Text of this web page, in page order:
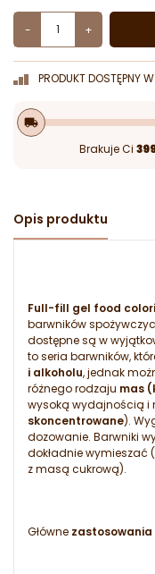
- +
PRODUKT DOSTĘPNY
local_shipping
Brakuje Ci
Opis produktu
Full-fill gel food
barwników
dostępne są w
to seria barwników,
i alkoholu, jednak
różnego rodzaju mas
wysoką wydajnością i
skoncentrowane).
dozowanie. Barwniki
dokładnie wymieszać
z masą cukrową).
Główne zastosowania